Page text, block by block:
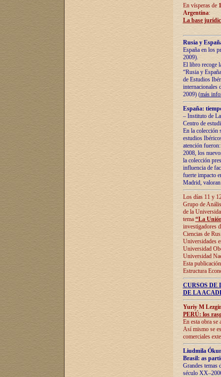
En vísperas de
Argentina:
La base
Rusia y
España en los
2009).
El libro recoge
“Rusia y
de Estudios
internacionales
2009) (más
España:
– Instituto de
Centro de
En la colección
estudios
atención
2008, los
la colección
influencia de
fuerte impacto
Madrid,
Los días 11 y
Grupo de
de la
tema “La
investigadores
Ciencias de
Universidades
Universidad
Universidad
Esta
Estructura
CURSOS
DE LA
Yuriy M
PERÚ: los
En esta obra se
Así mismo se
comerciales
Liudmila
Brasil: as
Grandes temas
século